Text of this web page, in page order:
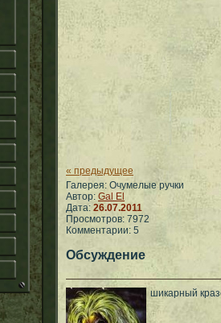
« предыдущее
Галерея: Очумелые ручки
Автор: Gal El
Дата: 26.07.2011
Просмотров: 7972
Комментарии: 5
Обсуждение
шикарный